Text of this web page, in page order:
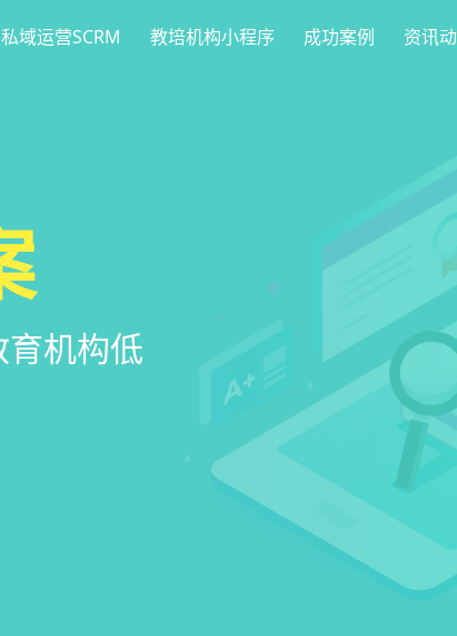
私域运营SCRM 教培机构小程序 成功案例 资讯
，全方
机构低
理更便